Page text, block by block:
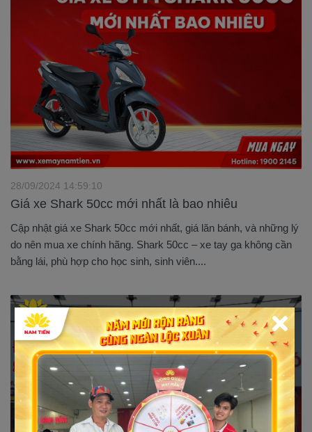
Giá xe Shark 50cc mới nhất là bao nhiêu
28/09/2024 14:59:10
Cập nhật giá xe Shark 50cc mới nhất, giá lăn bánh, và những lý
do nên mua xe chính hãng. Shark 50cc – xe tay ga không cần
bằng lái, phù hợp cho học sinh, sinh viên....